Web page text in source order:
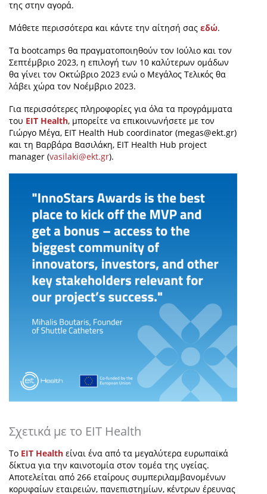
της στην αγορά.
Μάθετε περισσότερα και κάντε την αίτησή σας εδώ.
Τα bootcamps θα πραγματοποιηθούν τον Ιούλιο και τον
Σεπτέμβριο 2023, η επιλογή των 10 καλύτερων ομάδων
θα γίνει τον Οκτώβριο 2023 ενώ ο Μεγάλος Τελικός θα
λάβει χώρα τον Νοέμβριο 2023.
Για περισσότερες πληροφορίες για όλα τα προγράμματα
του EIT Health, μπορείτε να επικοινωνήσετε με τον
Γιώργο Μέγα, EIT Health Hub coordinator (megas@ekt.gr)
και τη Βαρβάρα Βασιλάκη, EIT Health Hub project
manager (vasilaki@ekt.gr).
Σχετικά με το EIT Health
Το EIT Health είναι ένα από τα μεγαλύτερα ευρωπαϊκά
δίκτυα για την καινοτομία στον τομέα της υγείας.
Αποτελείται από 266 εταίρους συμπεριλαμβανομένων
κορυφαίων εταιρειών, πανεπιστημίων, κέντρων έρευνας